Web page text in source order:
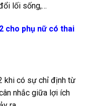
lối sống,…
cho phụ nữ có thai
khi có sự chỉ định từ
nhắc giữa lợi ích